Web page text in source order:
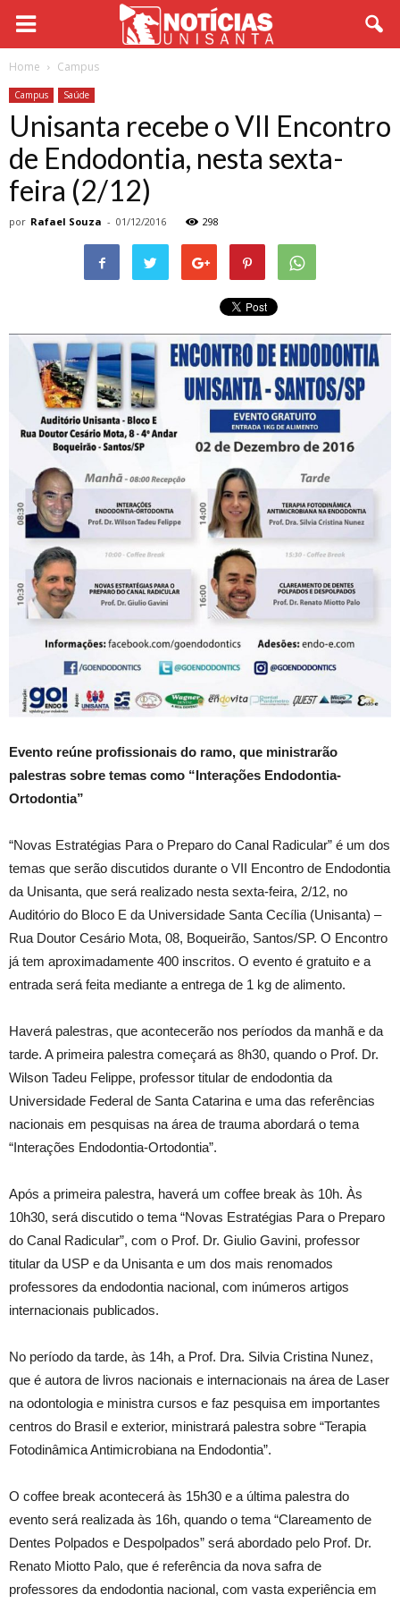
Home Campus
Campus Saúde
Unisanta recebe o VII Encontro
de Endodontia, nesta sexta-
feira (2/12)
por Rafael Souza - 01/12/2016 298
Evento reúne profissionais do ramo, que ministrarão
palestras sobre temas como “Interações Endodontia-
Ortodontia”
“Novas Estratégias Para o Preparo do Canal Radicular” é um dos
temas que serão discutidos durante o VII Encontro de Endodontia
da Unisanta, que será realizado nesta sexta-feira, 2/12, no
Auditório do Bloco E da Universidade Santa Cecília (Unisanta) –
Rua Doutor Cesário Mota, 08, Boqueirão, Santos/SP. O Encontro
já tem aproximadamente 400 inscritos. O evento é gratuito e a
entrada será feita mediante a entrega de 1 kg de alimento.
Haverá palestras, que acontecerão nos períodos da manhã e da
tarde. A primeira palestra começará as 8h30, quando o Prof. Dr.
Wilson Tadeu Felippe, professor titular de endodontia da
Universidade Federal de Santa Catarina e uma das referências
nacionais em pesquisas na área de trauma abordará o tema
“Interações Endodontia-Ortodontia”.
Após a primeira palestra, haverá um coffee break às 10h. Às
10h30, será discutido o tema “Novas Estratégias Para o Preparo
do Canal Radicular”, com o Prof. Dr. Giulio Gavini, professor
titular da USP e da Unisanta e um dos mais renomados
professores da endodontia nacional, com inúmeros artigos
internacionais publicados.
No período da tarde, às 14h, a Prof. Dra. Silvia Cristina Nunez,
que é autora de livros nacionais e internacionais na área de Laser
na odontologia e ministra cursos e faz pesquisa em importantes
centros do Brasil e exterior, ministrará palestra sobre “Terapia
Fotodinâmica Antimicrobiana na Endodontia”.
O coffee break acontecerá às 15h30 e a última palestra do
evento será realizada às 16h, quando o tema “Clareamento de
Dentes Polpados e Despolpados” será abordado pelo Prof. Dr.
Renato Miotto Palo, que é referência da nova safra de
professores da endodontia nacional, com vasta experiência em